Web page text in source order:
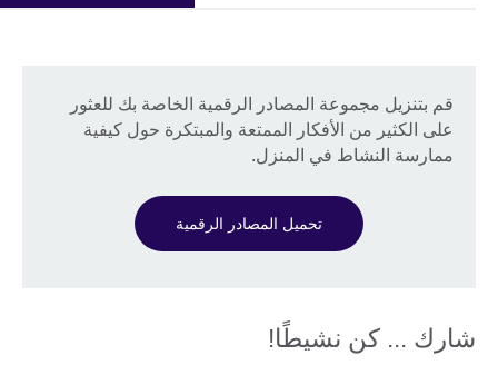
قم بتنزيل مجموعة المصادر الرقمية الخاصة بك للعثور
على الكثير من الأفكار الممتعة والمبتكرة حول كيفية
ممارسة النشاط في المنزل.
تحميل المصادر الرقمية
شارك ... كن نشيطًا!